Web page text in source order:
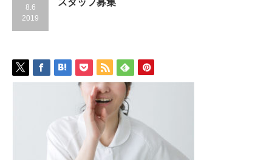
8.6
2019
スタッフ募集